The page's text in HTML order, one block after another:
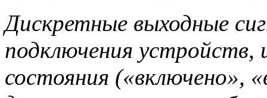
Дискретные выходные
подключения
состояния («включено»,